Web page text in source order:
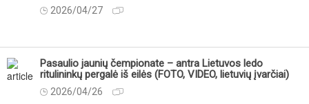
2026/04/27
Pasaulio jaunių čempionate – antra Lietuvos ledo
ritulininkų pergalė iš eilės (FOTO, VIDEO, lietuvių įvarčiai)
2026/04/26